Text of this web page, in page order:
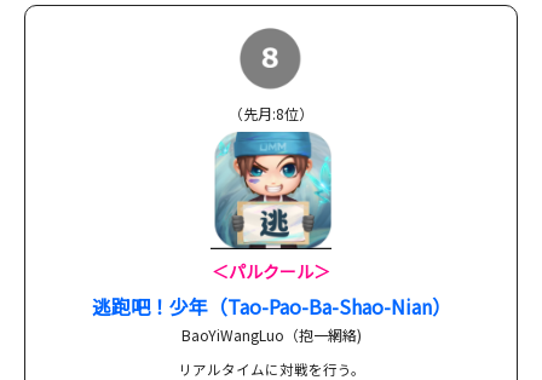
（先月:8位）
＜パルクール＞
逃跑吧！少年（Tao-Pao-Ba-Shao-Nian）
BaoYiWangLuo（抱一網絡)
リアルタイムに対戦を行う。